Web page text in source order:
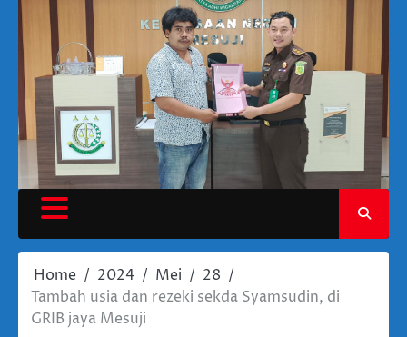
Home 2024 Mei
28
Tambah usia dan rezeki sekda Syamsudin, di
GRIB jaya Mesuji